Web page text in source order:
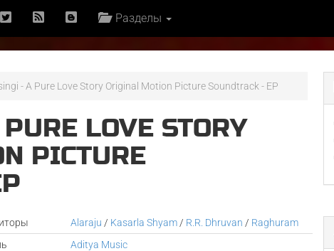
Разделы
- A Pure Love Story Original Motion Picture Soundtrack - EP
LOVE STORY
PICTURE
Alaraju / Kasarla Shyam/ R.R. Dhruvan / Raghuram
Aditya Music